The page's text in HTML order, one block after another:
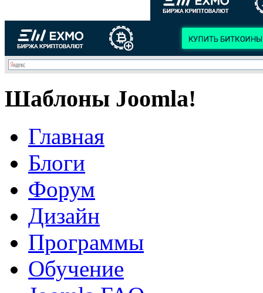
Шаблоны Joomla!
Главная
Блоги
Форум
Дизайн
Программы
Обучение